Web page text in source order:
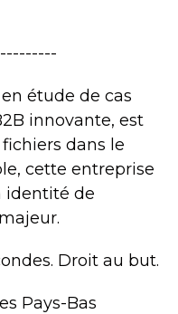
étude de cas
innovante, est
dans le
cette entreprise
identité de
Droit au but.
Pays-Bas